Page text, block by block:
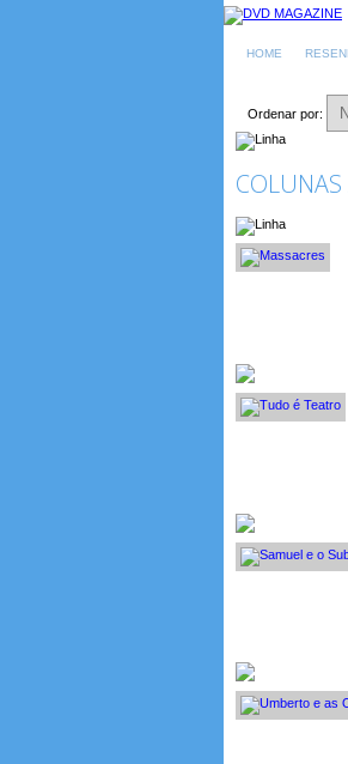
HOME
Ordenar por: